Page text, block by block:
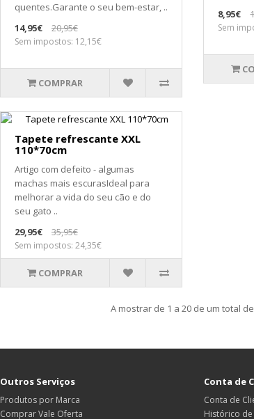
quentes.Garante o seu bem-estar, ..
14,95€
20,95€
Sem impostos: 12,15€
COMPRAR
8,95€
Sem
Tapete refrescante XXL
110*70cm
Artigo com defeito - algumas
machas mais escurasIdeal para
melhorar a vida do seu cão e do
seu gato ..
29,95€
35,95€
Sem impostos: 24,35€
COMPRAR
A mostrar de 1 a 20 de um total
Outros Serviços
Produtos por Marca
Comprar Vale Oferta
Conta de
Conta de
Histórico